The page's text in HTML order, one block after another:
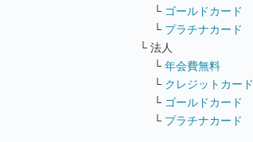
└ ゴールドカード
└ プラチナカード
└ 法人
└ 年会費無料
└ クレジットカード
└ ゴールドカード
└ プラチナカード